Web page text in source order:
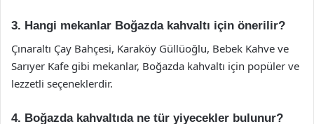
3. Hangi mekanlar Boğazda kahvaltı için önerilir?
Çınaraltı Çay Bahçesi, Karaköy Güllüoğlu, Bebek Kahve ve
Sarıyer Kafe gibi mekanlar, Boğazda kahvaltı için popüler ve
lezzetli seçeneklerdir.
4. Boğazda kahvaltıda ne tür yiyecekler bulunur?